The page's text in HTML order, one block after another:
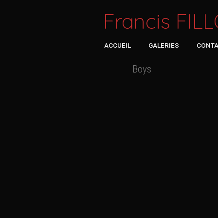
Francis
ACCUEIL GALERIES
Boys